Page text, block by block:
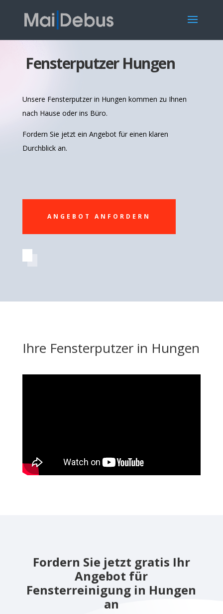
Fensterputzer Hungen
Unsere Fensterputzer in Hungen kommen zu Ihnen
nach Hause oder ins Büro.
Fordern Sie jetzt ein Angebot für einen klaren
Durchblick an.
ANGEBOT ANFORDERN
Ihre Fensterputzer in Hungen
Fordern Sie jetzt gratis Ihr
Angebot für
Fensterreinigung in Hungen
an